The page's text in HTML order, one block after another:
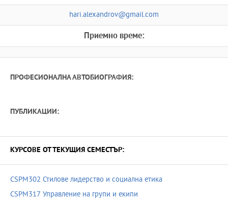
hari.alexandrov@gmail.com
Приемно време:
ПРОФЕСИОНАЛНА АВТОБИОГРАФИЯ:
ПУБЛИКАЦИИ:
КУРСОВЕ ОТ ТЕКУЩИЯ СЕМЕСТЪР:
CSPM302 Стилове лидерство и социална етика
CSPM317 Управление на групи и екипи